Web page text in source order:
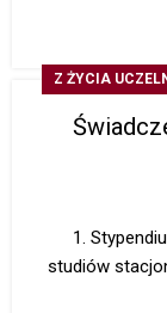
Z ŻYCIA
1.
studiów